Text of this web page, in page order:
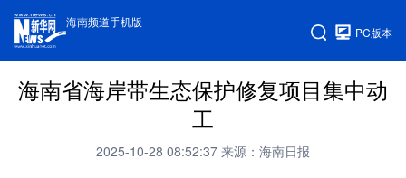
海南频道手机版
PC版本
海南省海岸带生态保护修复项目集中动
工
2025-10-28 08:52:37 来源：海南日报